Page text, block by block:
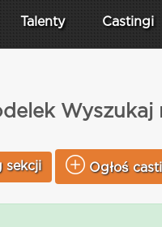
Talenty Castingi
Wyszukaj
sekcji Ogłoś